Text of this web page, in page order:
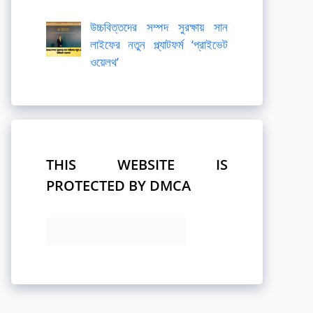
উচ্চবিত্তদের সম্পদ সুরক্ষায় সান
লাইফের নতুন প্ল্যাটফর্ম ‘প্রাইভেট
ওয়েলথ’
THIS WEBSITE IS
PROTECTED BY DMCA